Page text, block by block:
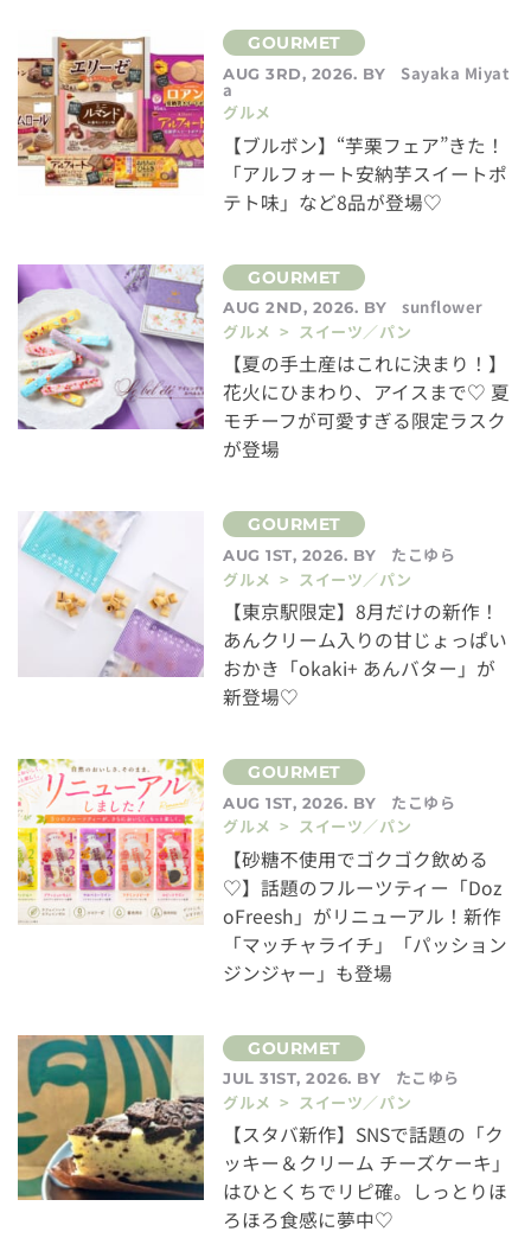
AUG 3RD, 2026. BY Sayaka Miyat
a
グルメ
【ブルボン】“芋栗フェア”きた！
「アルフォート安納芋スイートポ
テト味」など8品が登場♡
AUG 2ND, 2026. BY
sunflower
グルメ > スイーツ／パン
【夏の手土産はこれに決まり！】
花火にひまわり、アイスまで♡ 夏
モチーフが可愛すぎる限定ラスク
が登場
AUG 1ST, 2026. BY
たこゆら
グルメ > スイーツ／パン
【東京駅限定】8月だけの新作！
あんクリーム入りの甘じょっぱい
おかき「okaki+ あんバター」が
新登場♡
AUG 1ST, 2026. BY
たこゆら
グルメ > スイーツ／パン
【砂糖不使用でゴクゴク飲める
♡】話題のフルーツティー「Doz
oFreesh」がリニューアル！新作
「マッチャライチ」「パッション
ジンジャー」も登場
JUL 31ST, 2026. BY
たこゆら
グルメ > スイーツ／パン
【スタバ新作】SNSで話題の「ク
ッキー＆クリーム チーズケーキ」
はひとくちでリピ確。しっとりほ
ろほろ食感に夢中♡